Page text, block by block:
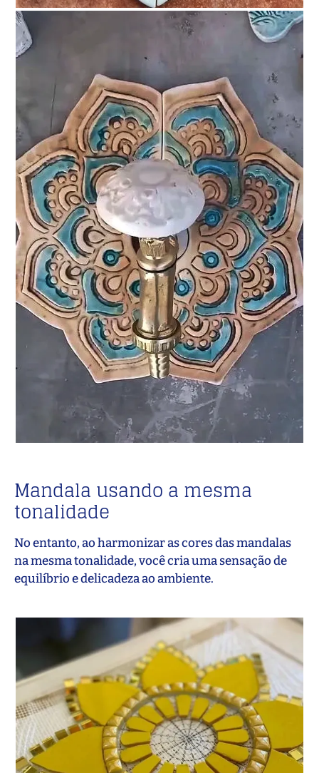
Mandala usando a mesma
tonalidade
No entanto, ao harmonizar as cores das mandalas
na mesma tonalidade, você cria uma sensação de
equilíbrio e delicadeza ao ambiente.